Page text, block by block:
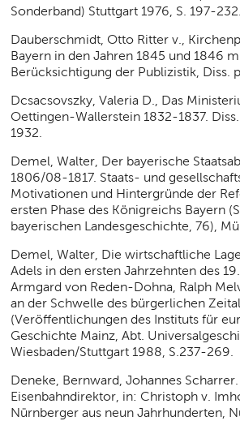
Sonderband) Stuttgart 1976, S. 197-232.
Dauberschmidt, Otto Ritter v.,
Bayern in den Jahren 1845 und 1846
Berücksichtigung der Publizistik, Diss.
Dcsacsovszky, Valeria D., Das
Oettingen-Wallerstein 1832-1837.
1932.
Demel, Walter, Der bayerische
1806/08-1817. Staats- und
Motivationen und Hintergründe der
ersten Phase des Königreichs Bayern
bayerischen Landesgeschichte, 76),
Demel, Walter, Die wirtschaftliche
Adels in den ersten Jahrzehnten des
Armgard von Reden-Dohna, Ralph
an der Schwelle des bürgerlichen
(Veröffentlichungen des Instituts für
Geschichte Mainz, Abt.
Wiesbaden/Stuttgart 1988, S.237-269.
Deneke, Bernward, Johannes
Eisenbahndirektor, in: Christoph v.
Nürnberger aus neun Jahrhunderten,